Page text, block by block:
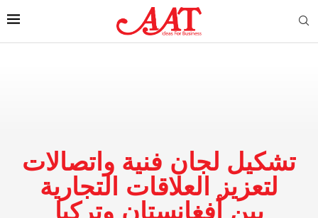
تشكيل لجان فنية واتصالات
لتعزيز العلاقات التجارية
بين أفغانستان وتركيا